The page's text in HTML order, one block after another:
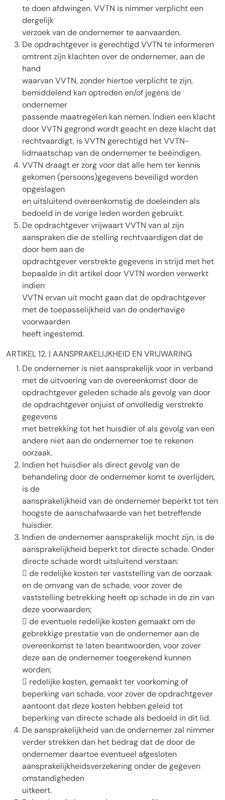
te doen afdwingen. VVTN is nimmer verplicht een
dergelijk
verzoek van de ondernemer te aanvaarden.
De opdrachtgever is gerechtigd VVTN te informeren
omtrent zijn klachten over de ondernemer, aan de
hand
waarvan VVTN, zonder hiertoe verplicht te zijn,
bemiddelend kan optreden en/of jegens de
ondernemer
passende maatregelen kan nemen. Indien een klacht
door VVTN gegrond wordt geacht en deze klacht dat
rechtvaardigt, is VVTN gerechtigd het VVTN-
lidmaatschap van de ondernemer te beëindigen.
VVTN draagt er zorg voor dat alle hem ter kennis
gekomen (persoons)gegevens beveiligd worden
opgeslagen
en uitsluitend overeenkomstig de doeleinden als
bedoeld in de vorige leden worden gebruikt.
De opdrachtgever vrijwaart VVTN van al zijn
aanspraken die de stelling rechtvaardigen dat de
door hem aan de
opdrachtgever verstrekte gegevens in strijd met het
bepaalde in dit artikel door VVTN worden verwerkt
indien
VVTN ervan uit mocht gaan dat de opdrachtgever
met de toepasselijkheid van de onderhavige
voorwaarden
heeft ingestemd.
ARTIKEL 12. | AANSPRAKELIJKHEID EN VRIJWARING
De ondernemer is niet aansprakelijk voor in verband
met de uitvoering van de overeenkomst door de
opdrachtgever geleden schade als gevolg van door
de opdrachtgever onjuist of onvolledig verstrekte
gegevens
met betrekking tot het huisdier of als gevolg van een
andere niet aan de ondernemer toe te rekenen
oorzaak.
Indien het huisdier als direct gevolg van de
behandeling door de ondernemer komt te overlijden,
is de
aansprakelijkheid van de ondernemer beperkt tot ten
hoogste de aanschafwaarde van het betreffende
huisdier.
Indien de ondernemer aansprakelijk mocht zijn, is de
aansprakelijkheid beperkt tot directe schade. Onder
directe schade wordt uitsluitend verstaan:
 de redelijke kosten ter vaststelling van de oorzaak
en de omvang van de schade, voor zover de
vaststelling betrekking heeft op schade in de zin van
deze voorwaarden;
 de eventuele redelijke kosten gemaakt om de
gebrekkige prestatie van de ondernemer aan de
overeenkomst te laten beantwoorden, voor zover
deze aan de ondernemer toegerekend kunnen
worden;
 redelijke kosten, gemaakt ter voorkoming of
beperking van schade, voor zover de opdrachtgever
aantoont dat deze kosten hebben geleid tot
beperking van directe schade als bedoeld in dit lid.
De aansprakelijkheid van de ondernemer zal nimmer
verder strekken dan het bedrag dat de door de
ondernemer daartoe eventueel afgesloten
aansprakelijkheidsverzekering onder de gegeven
omstandigheden
uitkeert.